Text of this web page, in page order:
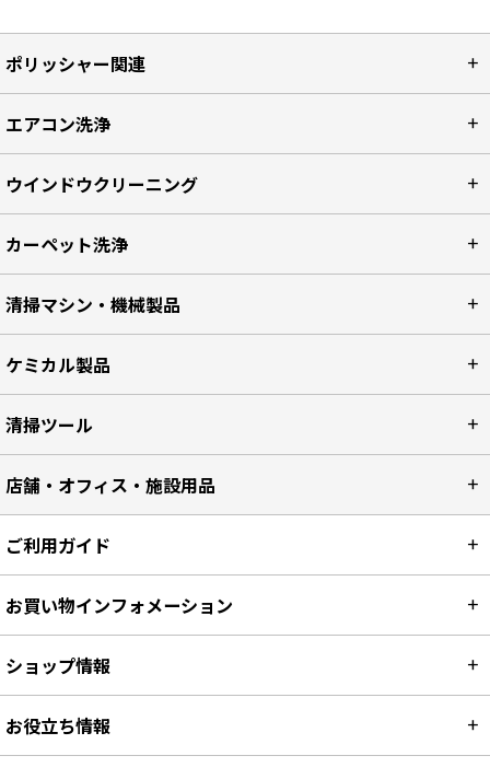
ポリッシャー関連
エアコン洗浄
ウインドウクリーニング
カーペット洗浄
清掃マシン・機械製品
ケミカル製品
清掃ツール
店舗・オフィス・施設用品
ご利用ガイド
お買い物インフォメーション
ショップ情報
お役立ち情報